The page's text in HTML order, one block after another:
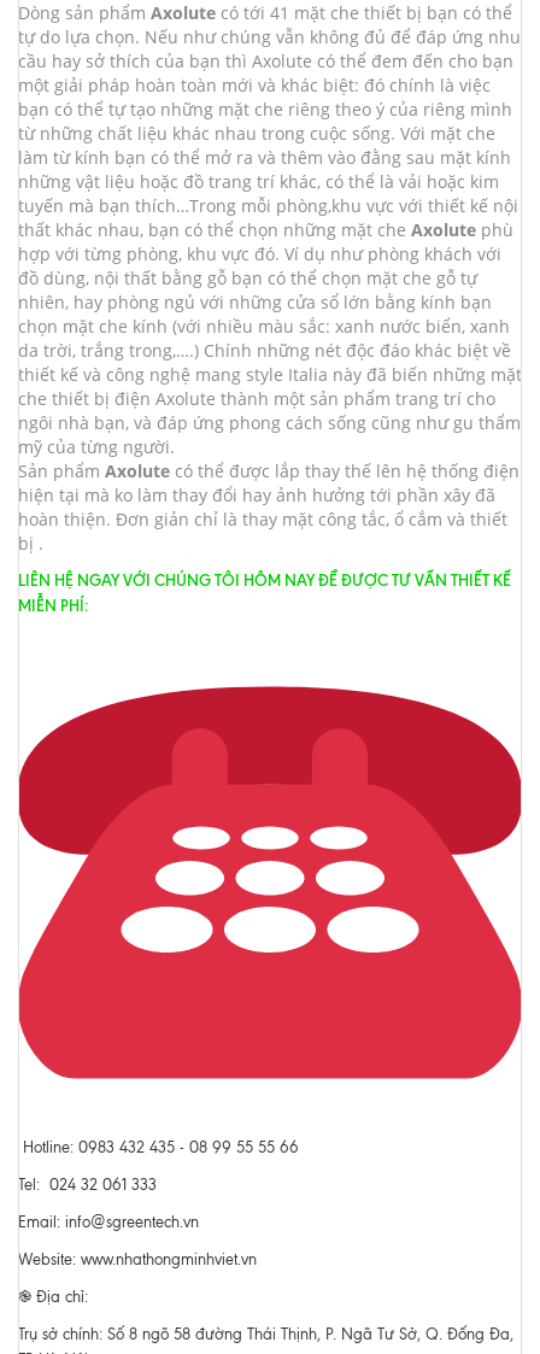
Dòng sản phẩm Axolute có tới 41 mặt che thiết bị bạn có thể
tự do lựa chọn. Nếu như chúng vẫn không đủ để đáp ứng nhu
cầu hay sở thích của bạn thì Axolute có thể đem đến cho bạn
một giải pháp hoàn toàn mới và khác biệt: đó chính là việc
bạn có thể tự tạo những mặt che riêng theo ý của riêng mình
từ những chất liệu khác nhau trong cuộc sống. Với mặt che
làm từ kính bạn có thể mở ra và thêm vào đằng sau mặt kính
những vật liệu hoặc đồ trang trí khác, có thể là vải hoặc kim
tuyến mà bạn thích…Trong mỗi phòng,khu vực với thiết kế nội
thất khác nhau, bạn có thể chọn những mặt che Axolute phù
hợp với từng phòng, khu vực đó. Ví dụ như phòng khách với
đồ dùng, nội thất bằng gỗ bạn có thể chọn mặt che gỗ tự
nhiên, hay phòng ngủ với những cửa sổ lớn bằng kính bạn
chọn mặt che kính (với nhiều màu sắc: xanh nước biển, xanh
da trời, trắng trong,….) Chính những nét độc đáo khác biệt về
thiết kế và công nghệ mang style Italia này đã biến những mặt
che thiết bị điện Axolute thành một sản phẩm trang trí cho
ngôi nhà bạn, và đáp ứng phong cách sống cũng như gu thẩm
mỹ của từng người.
Sản phẩm Axolute có thể được lắp thay thế lên hệ thống điện
hiện tại mà ko làm thay đổi hay ảnh hưởng tới phần xây đã
hoàn thiện. Đơn giản chỉ là thay mặt công tắc, ổ cắm và thiết
bị .
LIÊN HỆ NGAY VỚI CHÚNG TÔI HÔM NAY ĐỂ ĐƯỢC TƯ VẤN THIẾT KẾ
MIỄN PHÍ:
Hotline: 0983 432 435 - 08 99 55 55 66
Tel: 024 32 061 333
Email: info@sgreentech.vn
Website: www.nhathongminhviet.vn
֎ Địa chỉ:
Trụ sở chính: Số 8 ngõ 58 đường Thái Thịnh, P. Ngã Tư Sở, Q. Đống Đa,